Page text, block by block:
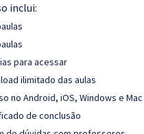
inclui:
para acessar
ilimitado das aulas
no Android, iOS, Windows e Mac
de conclusão